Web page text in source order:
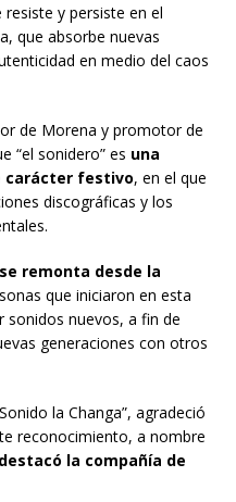
y persiste en el
que absorbe nuevas
en medio del caos
de Morena y promotor de
“el sonidero” es una
carácter festivo, en el que
discográficas y los
se remonta desde la
que iniciaron en esta
sonidos nuevos, a fin de
generaciones con otros
la Changa”, agradeció
reconocimiento, a nombre
destacó la compañía de